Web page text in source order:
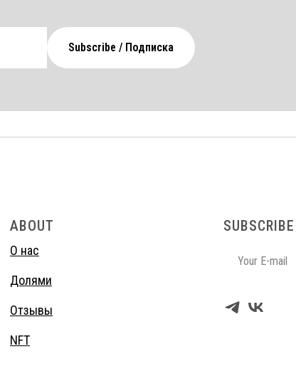
Subscribe / Подписка
ABOUT
О нас
Долями
Отзывы
NFT
SUBSCRIBE